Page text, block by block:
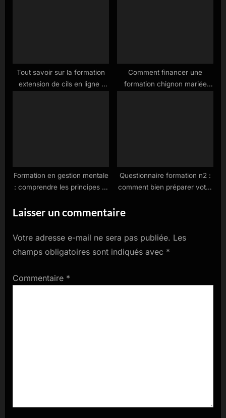
Tout savoir sur la formation
extension de cils en ligne :
Comment financer une
formation chignon mariée
Formation en gestion mentale
: comprendre les principes et
Questionnaire formation n2 :
comment bien préparer votre
Laisser un commentaire
Votre adresse e-mail ne sera pas publiée. Les
champs obligatoires sont indiqués avec *
Commentaire *